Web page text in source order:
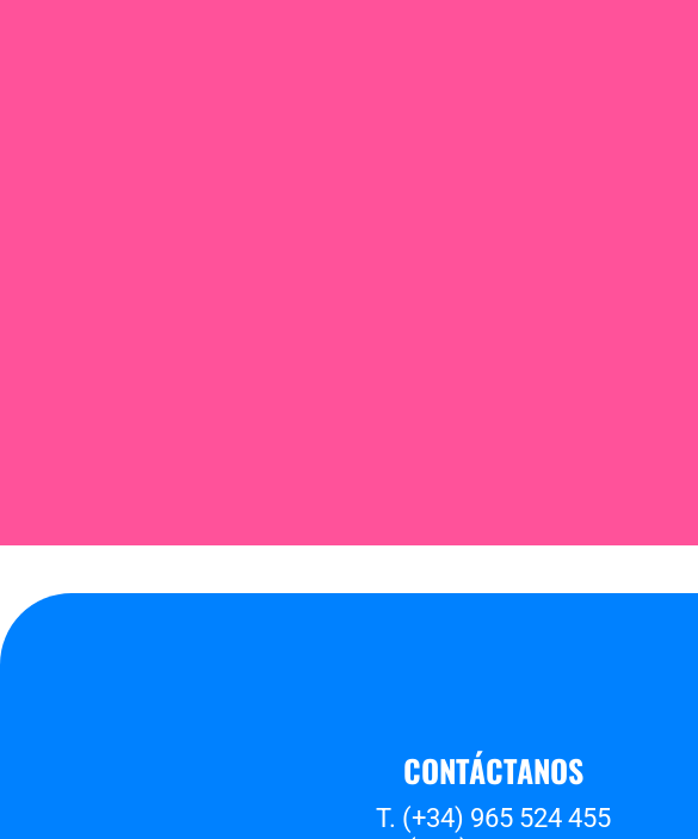
CONTÁCTANOS
T. (+34) 965 524 455